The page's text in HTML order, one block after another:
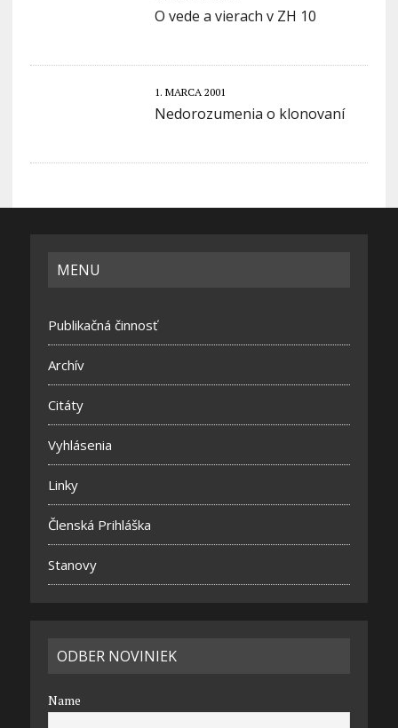
O vede a vierach v ZH 10
1. MARCA 2001
Nedorozumenia o klonovaní
MENU
Publikačná činnosť
Archív
Citáty
Vyhlásenia
Linky
Členská Prihláška
Stanovy
ODBER NOVINIEK
Name